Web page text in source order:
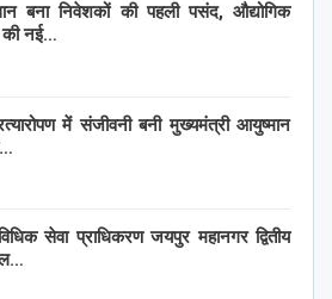
बना निवेशकों की पहली पसंद, औद्योगिक
की नई…
में संजीवनी बनी मुख्यमंत्री आयुष्मान
सेवा प्राधिकरण जयपुर महानगर द्वितीय